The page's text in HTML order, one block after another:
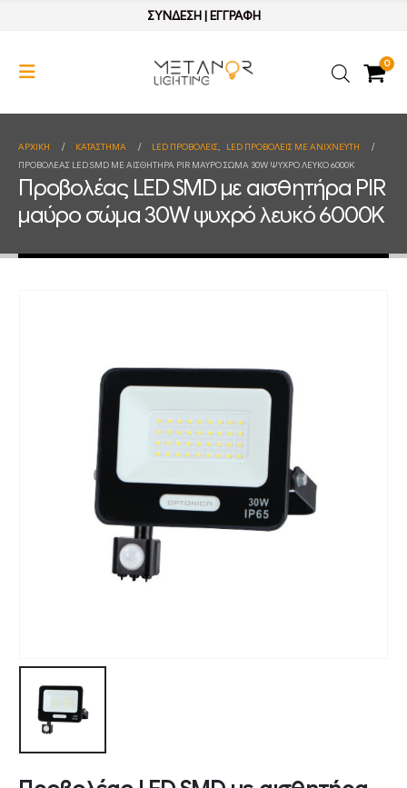
ΣΥΝΔΕΣΗ| ΕΓΓΡΑΦΗ
0
ΑΡΧΙΚΉ ΚΑΤΆΣΤΗΜΑ LED ΠΡΟΒΟΛΕΙΣ,
LED ΠΡΟΒΟΛΕΙΣ ΜΕ ΑΝΙΧΝΕΥΤΗ
ΠΡΟΒΟΛΈΑΣ LED SMD ΜΕ ΑΙΣΘΗΤΉΡΑ PIR ΜΑΎΡΟ ΣΏΜΑ 30W ΨΥΧΡΌ ΛΕΥΚΌ 6000K
Προβολέας LED SMD με αισθητήρα PIR
μαύρο σώμα 30W ψυχρό λευκό 6000K